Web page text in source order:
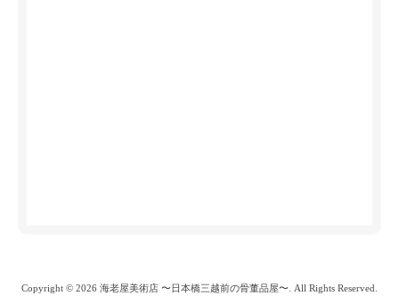
Copyright © 2026 海老屋美術店 〜日本橋三越前の骨董品屋〜. All Rights Reserved.